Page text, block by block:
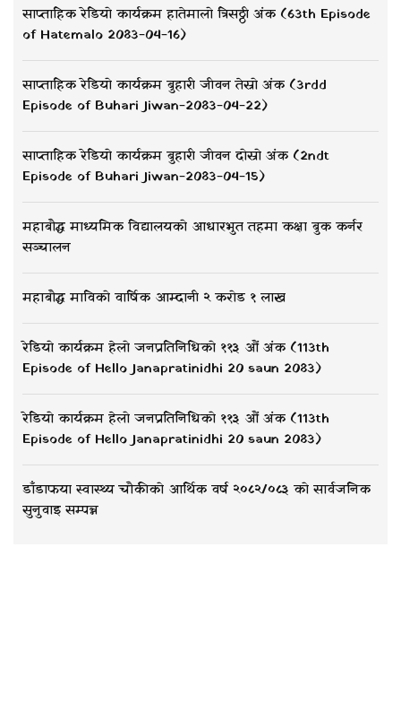
साप्ताहिक रेडियो कार्यक्रम हातेमालो त्रिसठ्ठी अंक (63th Episode
of Hatemalo 2083-04-16)
साप्ताहिक रेडियो कार्यक्रम बुहारी जीवन तेस्रो अंक (3rdd
Episode of Buhari Jiwan-2083-04-22)
साप्ताहिक रेडियो कार्यक्रम बुहारी जीवन दोस्रो अंक (2ndt
Episode of Buhari Jiwan-2083-04-15)
महाबौद्ध माध्यमिक विद्यालयको आधारभुत तहमा कक्षा बुक कर्नर
सञ्चालन
महाबौद्ध माविको वार्षिक आम्दानी २ करोड १ लाख
रेडियो कार्यक्रम हेलो जनप्रतिनिधिको ११३ औं अंक (113th
Episode of Hello Janapratinidhi 20 saun 2083)
रेडियो कार्यक्रम हेलो जनप्रतिनिधिको ११३ औं अंक (113th
Episode of Hello Janapratinidhi 20 saun 2083)
डाँडाफया स्वास्थ्य चौकीको आर्थिक वर्ष २०८२/०८३ को सार्वजनिक
सुनुवाइ सम्पन्न